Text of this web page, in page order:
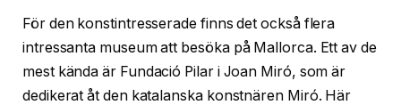
För den konstintresserade finns det också flera
intressanta museum att besöka på Mallorca. Ett av de
mest kända är Fundació Pilar i Joan Miró, som är
dedikerat åt den katalanska konstnären Miró. Här